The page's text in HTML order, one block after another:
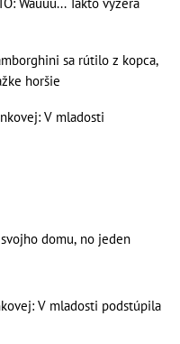
sa rútilo z kopca,
horšie
V mladosti
domu, no jeden
V mladosti podstúpila